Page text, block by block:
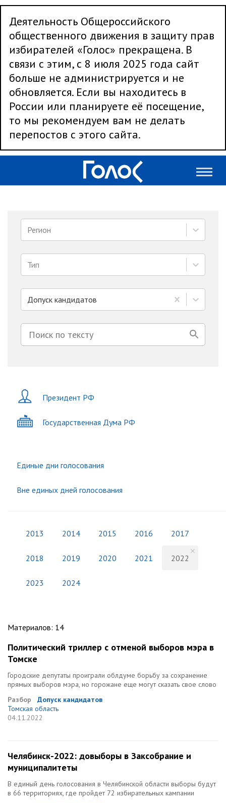
Деятельность Общероссийского
общественного движения в защиту прав
избирателей «Голос» прекращена. В
связи с этим, с 8 июля 2025 года сайт
больше не администрируется и не
обновляется. Если вы находитесь в
России или планируете её посещение,
то мы рекомендуем вам не делать
перепостов с этого сайта.
Регион
Тип
Допуск кандидатов
Президент РФ
Государственная Дума РФ
Единые дни голосования
Вне единых дней голосования
2013 2014 2015 2016 2017
2018 2019 2020 2021 2022
2023 2024
Материалов: 14
Политический триллер с отменой выборов мэра в
Томске
Городские депутаты проиграли облдуме борьбу за сохранение
прямых выборов мэра, но горожане еще могут сказать свое слово
Разбор
Допуск кандидатов
Томская область
04.11.2022
Челябинск-2022: довыборы в Заксобрание и
муниципалитеты
В единый день голосования в Челябинской области выборы будут
в 66 территориях, где пройдет 72 избирательных кампании